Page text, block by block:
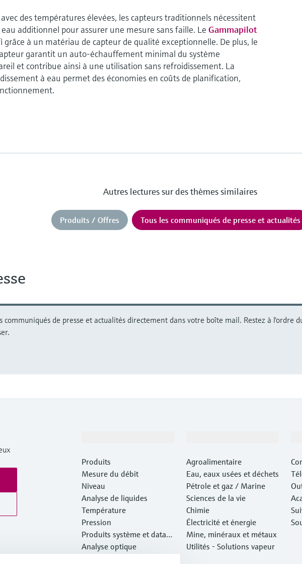
des températures élevées, les capteurs traditionnels nécessitent
additionnel pour assurer une mesure sans faille. Le Gammapilot
grâce à un matériau de capteur de qualité exceptionnelle. De plus, le
garantit un auto-échauffement minimal du système
et contribue ainsi à une utilisation sans refroidissement. La
à eau permet des économies en coûts de planification,
Autres lectures sur des thèmes similaires
Produits / Offres Tous les communiqués de presse et actualités
communiqués de presse et actualités directement dans votre boîte mail. Restez à l'ordre
Produits
Mesure du débit
Niveau
Analyse de liquides
Température
Pression
Produits système et data
managers
Analyse optique
Agroalimentaire
Eau, eaux usées et déchets
Pétrole et gaz / Marine
Sciences de la vie
Chimie
Électricité et énergie
Mine, minéraux et métaux
Utilités - Solutions vapeur